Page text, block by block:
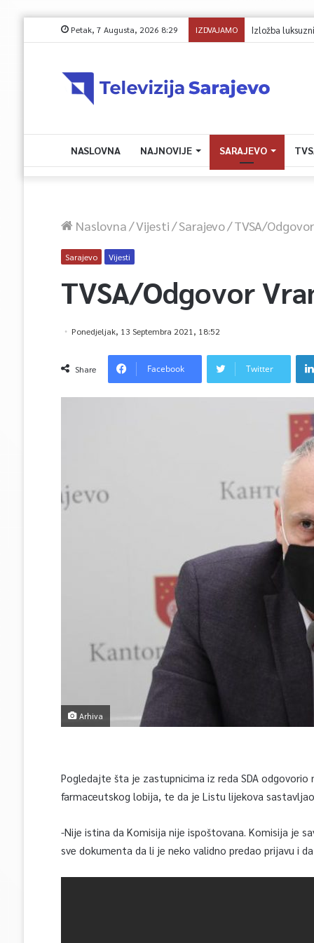
Petak, 7 Augusta, 2026 8:29 IZDVAJAMO Avdić za
NASLOVNA NAJNOVIJE SARAJEVO
Naslovna/Vijesti/Sarajevo/TVSA/
Sarajevo Vijesti
TVSA/Odgovor
Ponedjeljak, 13 Septembra 2021, 18:52
Share Facebook Twitter
Arhiva
Pogledajte šta je zastupnicima iz reda SDA
farmaceutskog lobija, te da je Listu lijekova
-Nije istina da Komisija nije ispoštovana. Komisija je
sve dokumenta da li je neko validno predao prijavu i